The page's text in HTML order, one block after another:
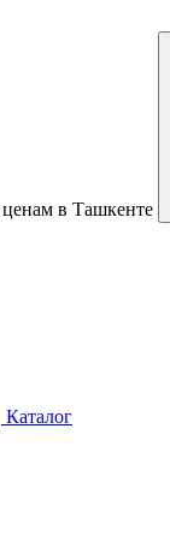
в Ташкенте
Каталог